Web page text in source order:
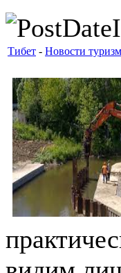
Тибет - Новости